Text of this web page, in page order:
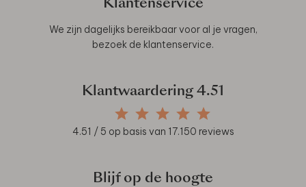
Klantenservice
We zijn dagelijks bereikbaar voor al je vragen,
bezoek de klantenservice.
Klantwaardering 4.51
4.51 / 5 op basis van 17.150 reviews
Blijf op de hoogte